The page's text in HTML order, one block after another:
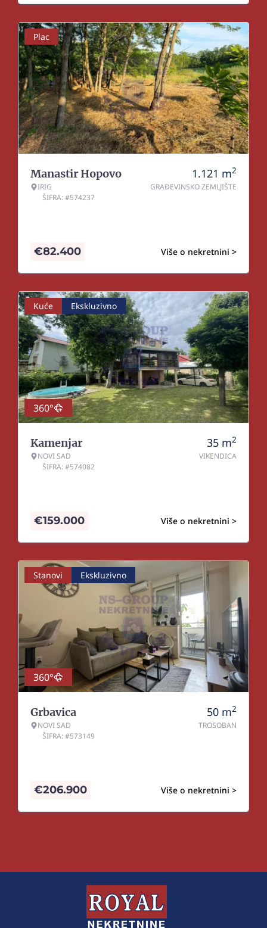
Plac
Manastir Hopovo
IRIG
ŠIFRA: #574237
1.121 m2
GRAĐEVINSKO ZEMLJIŠTE
Više o nekretnini >
€82.400
Kuće Ekskluzivno
360°
Kamenjar
NOVI SAD
ŠIFRA: #574082
35 m2
VIKENDICA
Više o nekretnini >
€159.000
Stanovi Ekskluzivno
360°
Grbavica
NOVI SAD
ŠIFRA: #573149
50 m2
TROSOBAN
Više o nekretnini >
€206.900